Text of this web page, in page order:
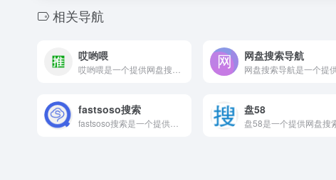
相关导航
哎哟喂 网盘搜索导航
fastsoso搜索 盘58